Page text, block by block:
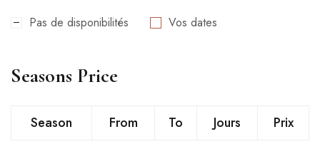
Pas de disponibilités
Vos dates
Seasons Price
Season From To Jours Prix